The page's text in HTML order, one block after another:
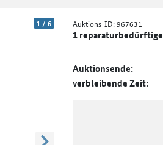
1 /6 Auktions-ID:967631
1 reparaturbedürftige
Auktionsende:
verbleibende Zeit: